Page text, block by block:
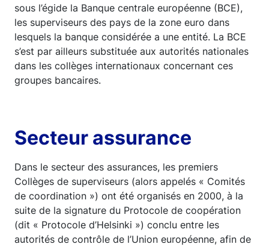
sous l’égide la Banque centrale européenne (BCE),
les superviseurs des pays de la zone euro dans
lesquels la banque considérée a une entité. La BCE
s’est par ailleurs substituée aux autorités nationales
dans les collèges internationaux concernant ces
groupes bancaires.
Secteur assurance
Dans le secteur des assurances, les premiers
Collèges de superviseurs (alors appelés « Comités
de coordination ») ont été organisés en 2000, à la
suite de la signature du Protocole de coopération
(dit « Protocole d’Helsinki ») conclu entre les
autorités de contrôle de l’Union européenne, afin de